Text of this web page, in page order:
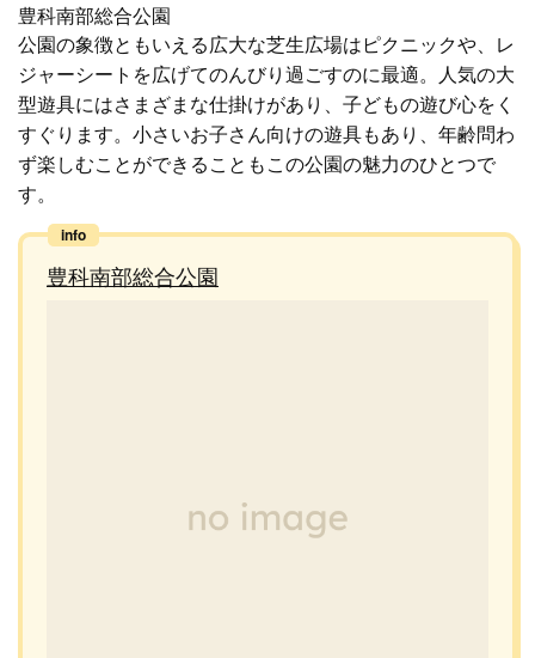
豊科南部総合公園
公園の象徴ともいえる広大な芝生広場はピクニックや、レ
ジャーシートを広げてのんびり過ごすのに最適。人気の大
型遊具にはさまざまな仕掛けがあり、子どもの遊び心をく
すぐります。小さいお子さん向けの遊具もあり、年齢問わ
ず楽しむことができることもこの公園の魅力のひとつで
す。
豊科南部総合公園